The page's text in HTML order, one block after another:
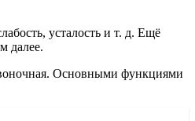
усталость и т. д. Ещё
далее.
Основными функциями